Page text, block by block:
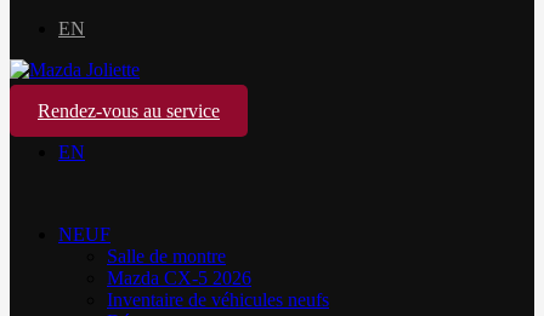
EN
Rendez-vous au service
EN
NEUF
Salle de montre
Mazda CX-5 2026
Inventaire de véhicules neufs